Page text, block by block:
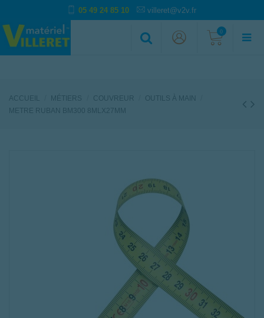
05 49 24 85 10 villeret@v2v.fr
0
ACCUEIL MÉTIERS COUVREUR
OUTILS À MAIN
METRE RUBAN BM300 8MLX27MM